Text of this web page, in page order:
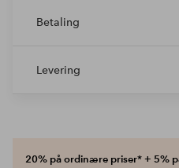
Betaling
Levering
20% på ordinære priser* + 5%